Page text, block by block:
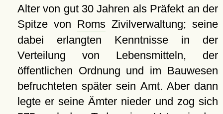
Alter von gut 30 Jahren als Präfekt an der
Spitze von RomsZivilverwaltung; seine
dabei erlangten Kenntnisse in der
Verteilung von Lebensmitteln, der
öffentlichen Ordnung und im Bauwesen
befruchteten später sein Amt. Aber dann
legte er seine Ämter nieder und zog sich